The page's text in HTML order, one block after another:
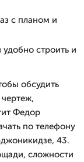
с планом и
строить и
обсудить
Федор
по телефону
43.
сложности